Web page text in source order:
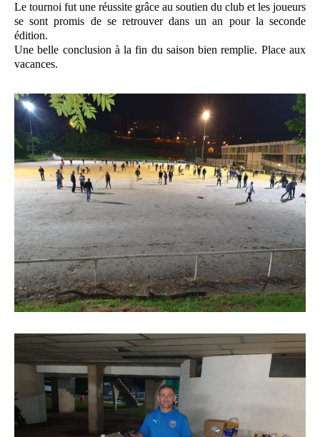
Le tournoi fut une réussite grâce au soutien du club et les joueurs
se sont promis de se retrouver dans un an pour la seconde
édition.
Une belle conclusion à la fin du saison bien remplie. Place aux
vacances.